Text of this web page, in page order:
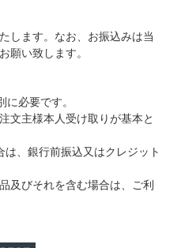
します。なお、お振込みは当
願い致します。
必要です。
文主様本人受け取りが基本と
、銀行前振込又はクレジット
及びそれを含む場合は、ご利